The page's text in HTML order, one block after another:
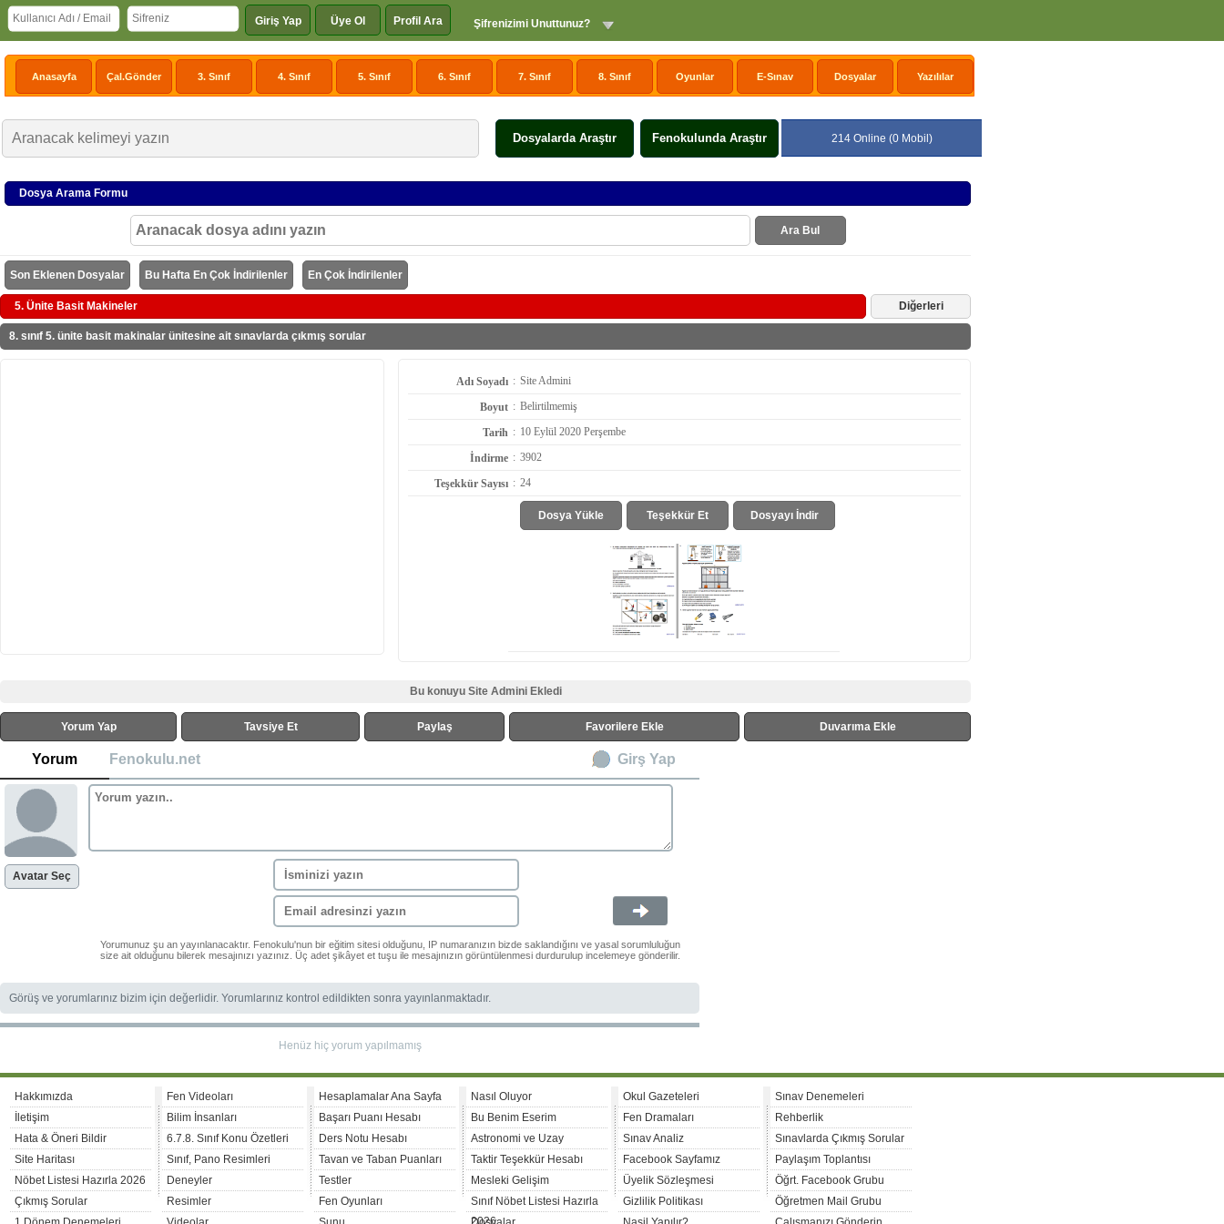
Giriş Yap Üye Ol Profil Ara Şifrenizimi Unuttunuz?
Anasayfa Çal.Gönder 3. Sınıf 4. Sınıf 5. Sınıf 6. Sınıf 7. Sınıf 8. Sınıf Oyunlar E-Sınav Dosyalar Yazılılar
Dosyalarda Araştır Fenokulunda Araştır 214 Online (0 Mobil)
Dosya Arama Formu
Ara Bul
Son Eklenen Dosyalar Bu Hafta En Çok İndirilenler En Çok İndirilenler
5. Ünite Basit Makineler Diğerleri
8. sınıf 5. ünite basit makinalar ünitesine ait sınavlarda çıkmış sorular
Adı Soyadı : Site Admini
Boyut : Belirtilmemiş
Tarih : 10 Eylül 2020 Perşembe
İndirme : 3902
Teşekkür Sayısı : 24
Dosya Yükle Teşekkür Et Dosyayı İndir
Bu konuyu Site Admini Ekledi
Yorum Yap Tavsiye Et Paylaş Favorilere Ekle Duvarıma Ekle
Yorum Fenokulu.net Girş Yap
Avatar Seç
Yorumunuz şu an yayınlanacaktır. Fenokulu'nun bir eğitim sitesi olduğunu, IP numaranızın bizde saklandığını ve yasal sorumluluğun
size ait olduğunu bilerek mesajınızı yazınız. Üç adet şikâyet et tuşu ile mesajınızın görüntülenmesi durdurulup incelemeye gönderilir.
Görüş ve yorumlarınız bizim için değerlidir. Yorumlarınız kontrol edildikten sonra yayınlanmaktadır.
Henüz hiç yorum yapılmamış
Hakkımızda
İletişim
Hata & Öneri Bildir
Site Haritası
Nöbet Listesi Hazırla 2026
Çıkmış Sorular
Fen Videoları
Bilim İnsanları
6.7.8. Sınıf Konu Özetleri
Sınıf, Pano Resimleri
Deneyler
Resimler
Hesaplamalar Ana Sayfa
Başarı Puanı Hesabı
Ders Notu Hesabı
Tavan ve Taban Puanları
Testler
Fen Oyunları
Nasıl Oluyor
Bu Benim Eserim
Astronomi ve Uzay
Taktir Teşekkür Hesabı
Mesleki Gelişim
Sınıf Nöbet Listesi Hazırla
2026
Okul Gazeteleri
Fen Dramaları
Sınav Analiz
Facebook Sayfamız
Üyelik Sözleşmesi
Gizlilik Politikası
Sınav Denemeleri
Rehberlik
Sınavlarda Çıkmış Sorular
Paylaşım Toplantısı
Öğrt. Facebook Grubu
Öğretmen Mail Grubu